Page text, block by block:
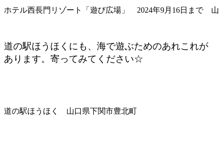
ホテル西長門リゾート「遊び広場」 2024年9月16日まで
道の駅ほうほくにも、海で遊ぶためのあれこれが
あります。寄ってみてください☆
道の駅ほうほく 山口県下関市豊北町